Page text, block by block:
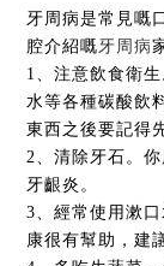
牙周病是常見嘅
腔介紹嘅牙周病
1、注意飲食衛
水等各種碳酸飲
東西之後要記得
2、清除牙石。
牙齦炎。
3、經常使用漱
康很有幫助，建